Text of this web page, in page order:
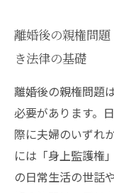
法律的ポイン
専門家が教え
法の実践ガイド
離婚時の親
Q&A
弁護士が解
悔しないた
離婚後の親権問
き法律の基礎
離婚後の親権問題
必要があります。
際に夫婦のいずれ
には「身上監護権
の日常生活の世話